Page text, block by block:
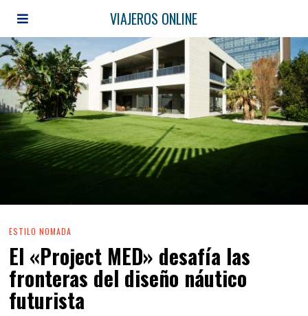
VIAJEROS ONLINE
ESTILO NOMADA
El «Project MED» desafía las
fronteras del diseño náutico
futurista